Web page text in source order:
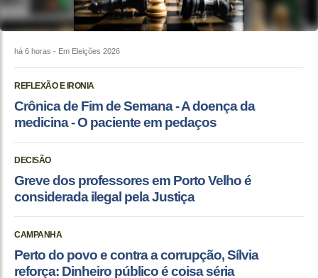
há 6 horas - Em Eleições 2026
REFLEXÃO E IRONIA
Crônica de Fim de Semana - A doença da
medicina - O paciente em pedaços
DECISÃO
Greve dos professores em Porto Velho é
considerada ilegal pela Justiça
CAMPANHA
Perto do povo e contra a corrupção, Sílvia
reforça: Dinheiro público é coisa séria